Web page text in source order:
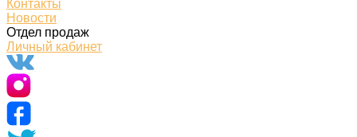
Контакты
Новости
Отдел продаж
Личный кабинет